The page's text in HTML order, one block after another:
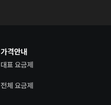
가격안내
대표 요금제
전체 요금제